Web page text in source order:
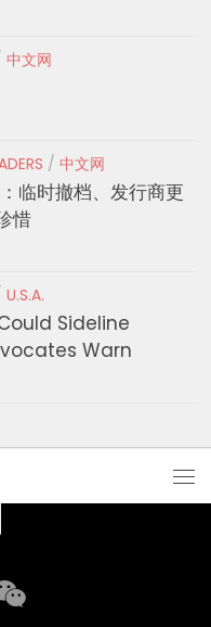
中文网
/ 中文网
临时撤档、发行商更
惜
U.S.A.
Sideline
Warn